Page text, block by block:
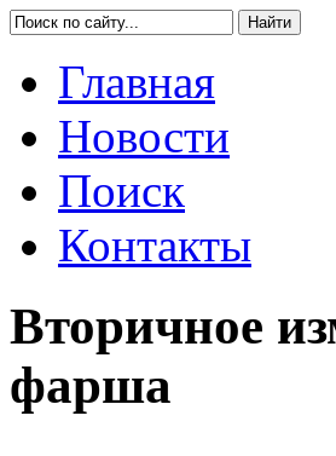
Главная
Новости
Поиск
Контакты
Вторичное
фарша